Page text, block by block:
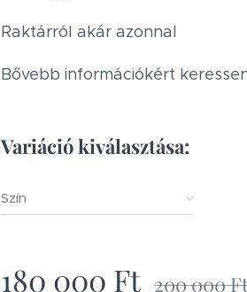
Raktárról akár azonnal
Bővebb információkért
Variáció kiválasztása:
Szín
180 000 Ft 200 000